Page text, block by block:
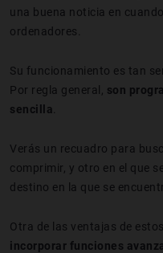
una buena noticia en
ordenadores.
Su funcionamiento es tan
Por regla general, son
sencilla
Verás un recuadro para
comprimir, y otro en el que
destino en la que se
Otra de las ventajas de
incorporar funciones